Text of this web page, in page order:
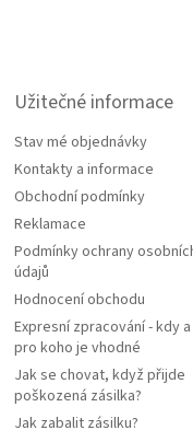
Užitečné informace
Stav mé objednávky
Kontakty a informace
Obchodní podmínky
Reklamace
Podmínky ochrany
údajů
Hodnocení obchodu
Expresní zpracování - kdy a
pro koho je vhodné
Jak se chovat, když přijde
poškozená zásilka?
Jak zabalit zásilku?